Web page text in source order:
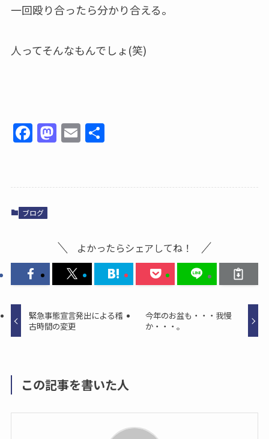
一回殴り合ったら分かり合える。
人ってそんなもんでしょ(笑)
F
e
b
k
M
o
n
E
l
共
ブログ
よかったらシェアしてね！
緊急事態宣言発出による稽
古時間の変更
今年のお盆も・・・我慢
か・・・。
この記事を書いた人